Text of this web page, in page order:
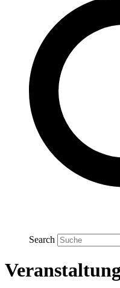
Search